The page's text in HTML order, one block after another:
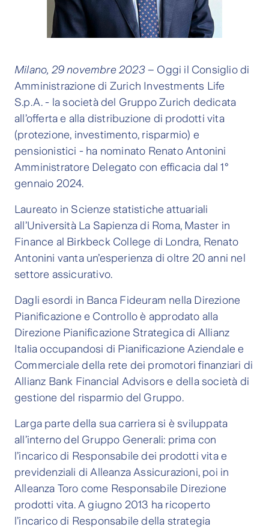
Milano, 29 novembre 2023 – Oggi il Consiglio di
Amministrazione di Zurich Investments Life
S.p.A. - la società del Gruppo Zurich dedicata
all’offerta e alla distribuzione di prodotti vita
(protezione, investimento, risparmio) e
pensionistici - ha nominato Renato Antonini
Amministratore Delegato con efficacia dal 1°
gennaio 2024.
Laureato in Scienze statistiche attuariali
all’Università La Sapienza di Roma, Master in
Finance al Birkbeck College di Londra, Renato
Antonini vanta un’esperienza di oltre 20 anni nel
settore assicurativo.
Dagli esordi in Banca Fideuram nella Direzione
Pianificazione e Controllo è approdato alla
Direzione Pianificazione Strategica di Allianz
Italia occupandosi di Pianificazione Aziendale e
Commerciale della rete dei promotori finanziari di
Allianz Bank Financial Advisors e della società di
gestione del risparmio del Gruppo.
Larga parte della sua carriera si è sviluppata
all’interno del Gruppo Generali: prima con
l’incarico di Responsabile dei prodotti vita e
previdenziali di Alleanza Assicurazioni, poi in
Alleanza Toro come Responsabile Direzione
prodotti vita. A giugno 2013 ha ricoperto
l’incarico di Responsabile della strategia